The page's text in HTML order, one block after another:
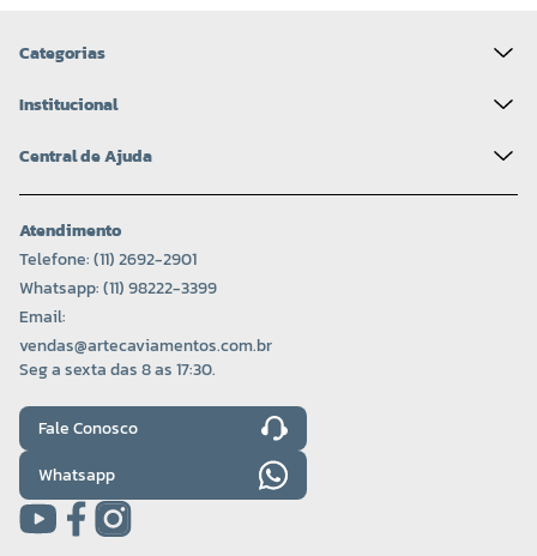
Categorias
Institucional
Central de Ajuda
Atendimento
Telefone: (11) 2692-2901
Whatsapp: (11) 98222-3399
Email:
vendas@artecaviamentos.com.br
Seg a sexta das 8 as 17:30.
Fale Conosco
Whatsapp